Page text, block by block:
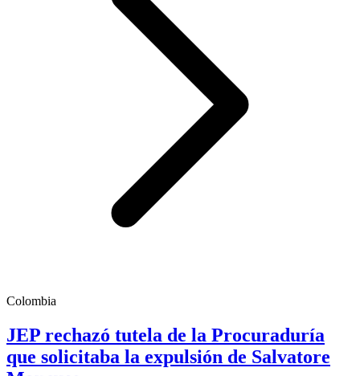
Colombia
JEP rechazó tutela de la Procuraduría
que solicitaba la expulsión de Salvatore